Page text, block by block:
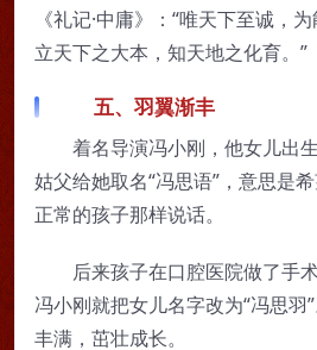
《礼记·中庸》：“唯天下至诚，
立天下之大本，知天地之化育。”
五、羽翼渐丰
着名导演冯小刚，他女儿出
姑父给她取名“冯思语”，意思是
正常的孩子那样说话。
后来孩子在口腔医院做了手
冯小刚就把女儿名字改为“冯思羽
丰满，茁壮成长。